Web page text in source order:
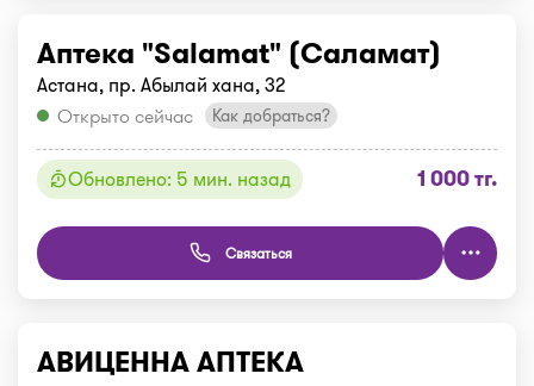
Аптека "Salamat" (Саламат)
Астана, пр. Абылай хана, 32
Открыто сейчас
Как добраться?
Обновлено: 5 мин. назад 1 000 тг.
Связаться
АВИЦЕННА АПТЕКА